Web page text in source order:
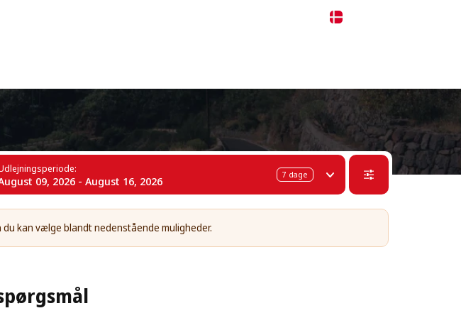
09, 2026 - August 16, 2026 7 dage
kan vælge blandt nedenstående muligheder.